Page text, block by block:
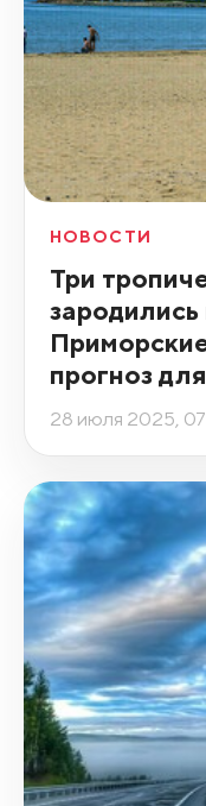
НОВОСТИ
Три
прогноз
28 июля 2025,